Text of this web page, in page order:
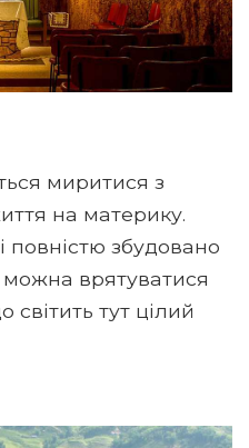
миритися з
на материку.
збудовано
можна врятуватися
тут цілий